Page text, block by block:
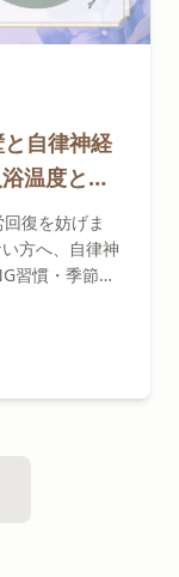
自律神経
温度とNG
復を妨げま
方へ、自律神
習慣・季節別